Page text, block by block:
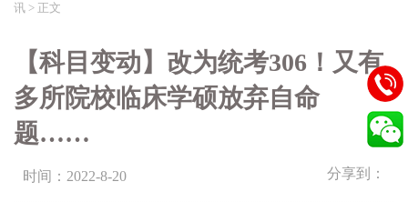
讯 > 正文
【科目变动】改为统考306！又有
多所院校临床学硕放弃自命
题……
时间：2022-8-20 分享到：